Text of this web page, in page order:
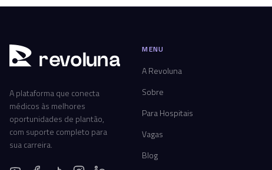
revoluna
A plataforma que conecta
médicos às melhores
oportunidades de plantão,
com suporte completo para
sua carreira.
MENU
A Revoluna
Sobre
Para Hospitais
Vagas
Blog